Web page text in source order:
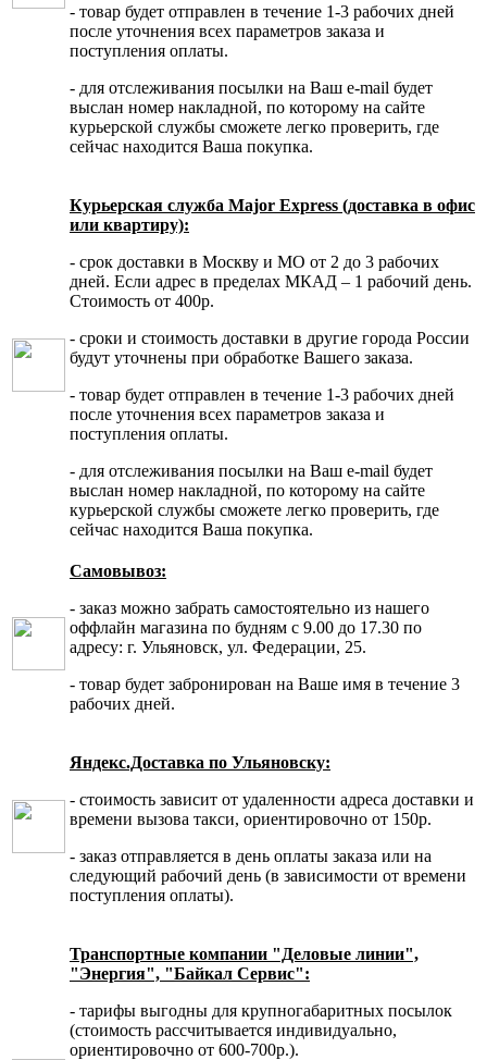
- товар будет отправлен в течение 1-3 рабочих дней
после уточнения всех параметров заказа и
поступления оплаты.
- для отслеживания посылки на Ваш e-mail будет
выслан номер накладной, по которому на сайте
курьерской службы сможете легко проверить, где
сейчас находится Ваша покупка.
Курьерская служба Major Express (доставка в офис
или квартиру):
- срок доставки в Москву и МО от 2 до 3 рабочих
дней. Если адрес в пределах МКАД – 1 рабочий день.
Стоимость от 400р.
- сроки и стоимость доставки в другие города России
будут уточнены при обработке Вашего заказа.
- товар будет отправлен в течение 1-3 рабочих дней
после уточнения всех параметров заказа и
поступления оплаты.
- для отслеживания посылки на Ваш e-mail будет
выслан номер накладной, по которому на сайте
курьерской службы сможете легко проверить, где
сейчас находится Ваша покупка.
Самовывоз:
- заказ можно забрать самостоятельно из нашего
оффлайн магазина по будням с 9.00 до 17.30 по
адресу: г. Ульяновск, ул. Федерации, 25.
- товар будет забронирован на Ваше имя в течение 3
рабочих дней.
Яндекс.Доставка по Ульяновску:
- стоимость зависит от удаленности адреса доставки и
времени вызова такси, ориентировочно от 150р.
- заказ отправляется в день оплаты заказа или на
следующий рабочий день (в зависимости от времени
поступления оплаты).
Транспортные компании "Деловые линии",
"Энергия", "Байкал Сервис":
- тарифы выгодны для крупногабаритных посылок
(стоимость рассчитывается индивидуально,
ориентировочно от 600-700р.).